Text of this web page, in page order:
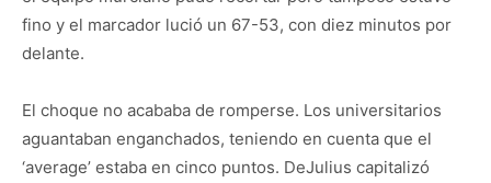
fino y el marcador lució un 67-53, con diez minutos por
delante.
El choque no acababa de romperse. Los universitarios
aguantaban enganchados, teniendo en cuenta que el
‘average’ estaba en cinco puntos. DeJulius capitalizó